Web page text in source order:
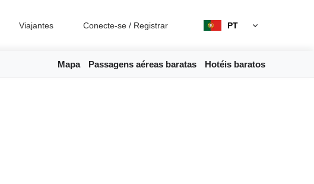
Viajantes Conecte-se / Registrar PT
Mapa Passagens aéreas baratas Hotéis baratos